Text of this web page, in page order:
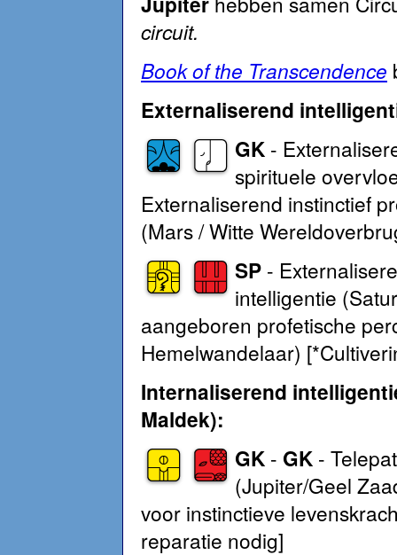
circuit.
Book of the Transcendence
Externaliserend
GK -
spirituele
Externaliserend instinctief
(Mars / Witte
SP -
intelligentie
aangeboren profetische
Hemelwandelaar)
Internaliserend
Maldek):
GK - GK -
(Jupiter/Geel
voor instinctieve
reparatie nodig]